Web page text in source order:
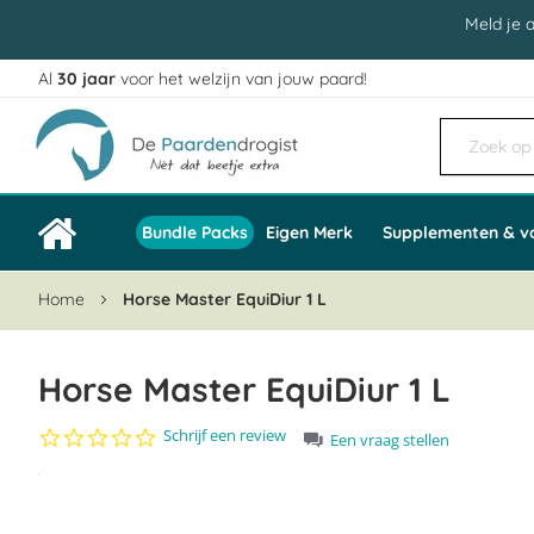
Meld je
Ga
naar
de
inhoud
Al 30 jaar voor het welzijn van jouw paard!
Bundle Packs Eigen Merk Supplementen &
Home Horse Master EquiDiur 1 L
Horse Master EquiDiur 1 L
0.0
Schrijf een review
Een vraag stellen